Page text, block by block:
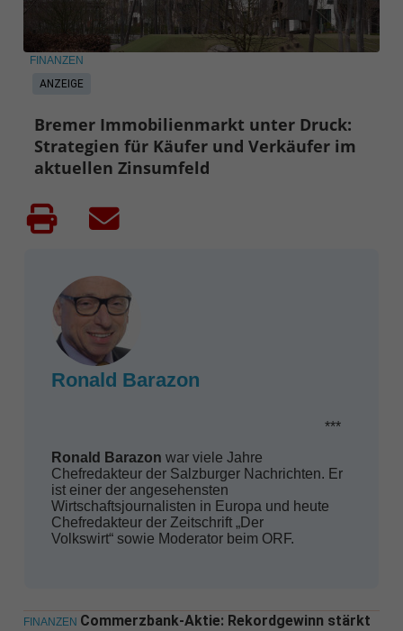
ANZEIGE
FINANZEN
Bremer Immobilienmarkt unter Druck:
Strategien für Käufer und Verkäufer im
aktuellen Zinsumfeld
Ronald Barazon
***
Ronald Barazon war viele Jahre
Chefredakteur der Salzburger Nachrichten. Er
ist einer der angesehensten
Wirtschaftsjournalisten in Europa und heute
Chefredakteur der Zeitschrift „Der
Volkswirt“ sowie Moderator beim ORF.
FINANZEN Commerzbank-Aktie: Rekordgewinn stärkt